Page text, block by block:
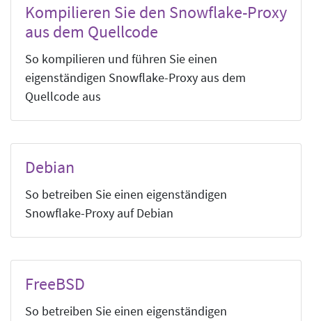
Kompilieren Sie den Snowflake-Proxy
aus dem Quellcode
So kompilieren und führen Sie einen
eigenständigen Snowflake-Proxy aus dem
Quellcode aus
Debian
So betreiben Sie einen eigenständigen
Snowflake-Proxy auf Debian
FreeBSD
So betreiben Sie einen eigenständigen